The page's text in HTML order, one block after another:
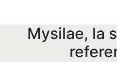
Mysilae, la